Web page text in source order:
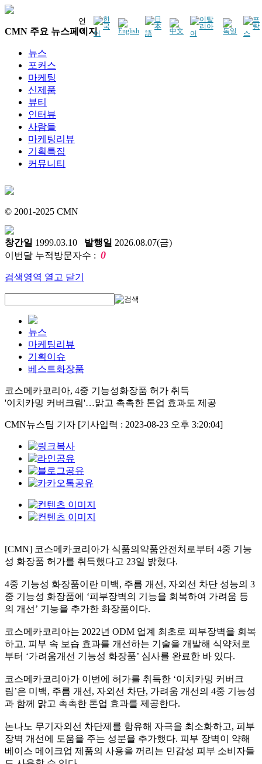
언
어
CMN 주요 뉴스페이지
뉴스
포커스
마케팅
신제품
뷰티
인터뷰
사람들
마케팅리뷰
기획특집
커뮤니티
© 2001-2025 CMN
창간일 1999.03.10 발행일 2026.08.07(금)
이번달 누적방문자수 : 0
검색영역 열고 닫기
뉴스
마케팅리뷰
기획이슈
베스트화장품
코스메카코리아, 4중 기능성화장품 허가 취득
'이치카밍 커버크림'…맑고 촉촉한 톤업 효과도 제공
CMN뉴스팀 기자 [기사입력 : 2023-08-23 오후 3:20:04]
[CMN] 코스메카코리아가 식품의약품안전처로부터 4중 기능
성 화장품 허가를 취득했다고 23일 밝혔다.
4중 기능성 화장품이란 미백, 주름 개선 , 자외선 차단 성능의 3
중 기능성 화장품에 ‘피부장벽의 기능을 회복하여 가려움 등
의 개선 ’ 기능을 추가한 화장품이다.
코스메카코리아는 2022년 ODM 업계 최초로 피부장벽을 회복
하고, 피부 속 보습 효과를 개선하는 기술을 개발해 식약처로
부터 ‘가려움개선 기능성 화장품’ 심사를 완료한 바 있다.
코스메카코리아가 이번에 허가를 취득한 ‘이치카밍 커버크
림’은 미백, 주름 개선 , 자외선 차단, 가려움 개선의 4중 기능성
과 함께 맑고 촉촉한 톤업 효과를 제공한다.
논나노 무기자외선 차단제를 함유해 자극을 최소화하고, 피부
장벽 개선에 도움을 주는 성분을 추가했다. 피부 장벽이 약해
베이스 메이크업 제품의 사용을 꺼리는 민감성 피부 소비자들